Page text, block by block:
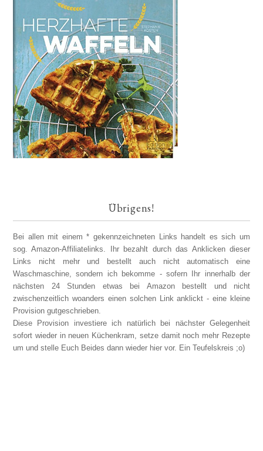
Übrigens!
Bei allen mit einem * gekennzeichneten Links handelt es sich um
sog. Amazon-Affiliatelinks. Ihr bezahlt durch das Anklicken dieser
Links nicht mehr und bestellt auch nicht automatisch eine
Waschmaschine, sondern ich bekomme - sofern Ihr innerhalb der
nächsten 24 Stunden etwas bei Amazon bestellt und nicht
zwischenzeitlich woanders einen solchen Link anklickt - eine kleine
Provision gutgeschrieben.
Diese Provision investiere ich natürlich bei nächster Gelegenheit
sofort wieder in neuen Küchenkram, setze damit noch mehr Rezepte
um und stelle Euch Beides dann wieder hier vor. Ein Teufelskreis ;o)